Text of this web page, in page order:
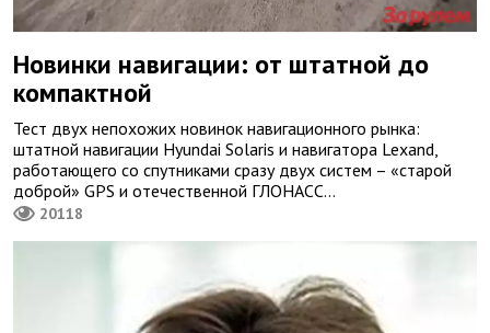
Новинки навигации: от штатной до
компактной
Тест двух непохожих новинок навигационного рынка:
штатной навигации Hyundai Solaris и навигатора Lexand,
работающего со спутниками сразу двух систем – «старой
доброй» GPS и отечественной ГЛОНАСС…
20118